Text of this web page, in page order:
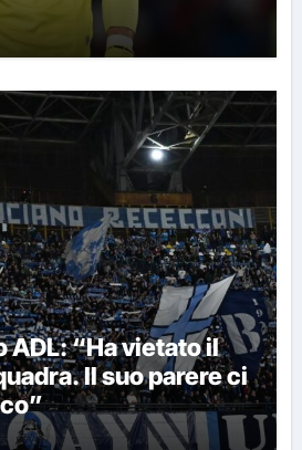
ADL: “Ha vietato il
Il suo parere ci